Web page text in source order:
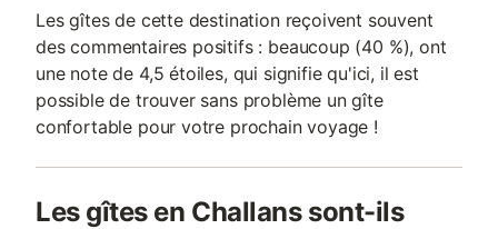
Les gîtes de cette destination reçoivent souvent
des commentaires positifs : beaucoup (40 %), ont
une note de 4,5 étoiles, qui signifie qu'ici, il est
possible de trouver sans problème un gîte
confortable pour votre prochain voyage !
Les gîtes en Challans sont-ils